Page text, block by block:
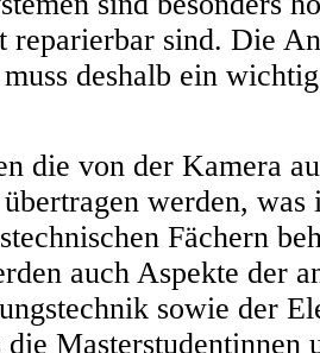
reparierbar sind. Die
deshalb ein
die von der Kamera
werden, was
Fächern
auch Aspekte der
sowie der
Masterstudentinnen